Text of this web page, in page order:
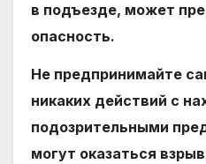
в подъезде, может
опасность.
Не предпринимайте
никаких действий с
подозрительными
могут оказаться